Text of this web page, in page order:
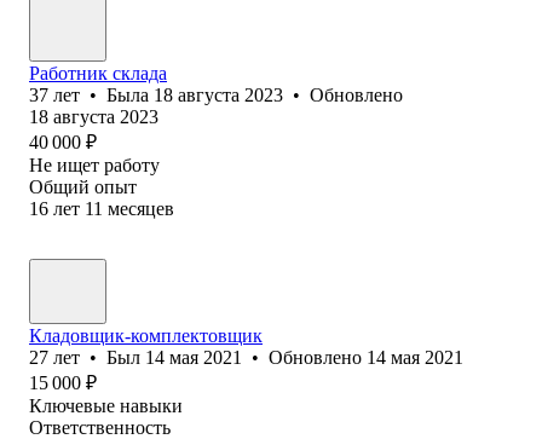
Работник склада
37 лет • Была 18 августа 2023 • Обновлено
18 августа 2023
40 000 ₽
Не ищет работу
Общий опыт
16 лет 11 месяцев
Кладовщик-комплектовщик
27 лет • Был 14 мая 2021 • Обновлено 14 мая 2021
15 000 ₽
Ключевые навыки
Ответственность